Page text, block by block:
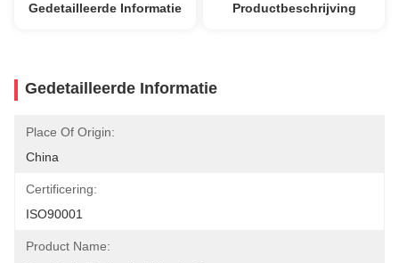
Gedetailleerde Informatie Productbeschrijving
Gedetailleerde Informatie
Place Of Origin:
China
Certificering:
ISO90001
Product Name: